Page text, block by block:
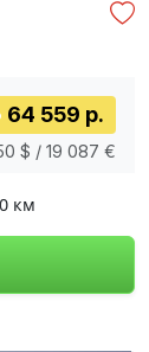
64 559 р.
$ / 19 087 €
км